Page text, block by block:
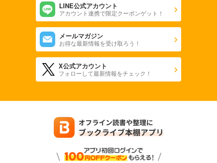
LINE公式アカウント
アカウント連携で限定クーポンゲット！
メールマガジン
お得な最新情報を受け取ろう！
X公式アカウント
フォローして最新情報をチェック！